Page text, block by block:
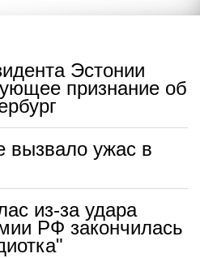
Эстонии
признание об
вызвало ужас в
из-за удара
РФ закончилась